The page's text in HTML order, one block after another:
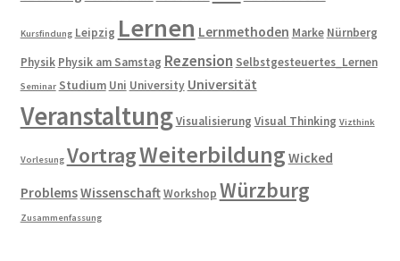
Kursfindung Leipzig Lernen Lernmethoden Marke Nürnberg
Physik Physik am Samstag Rezension Selbstgesteuertes_Lernen
Seminar Studium Uni University Universität
VeranstaltungVisualisierung Visual Thinking Vizthink
Vorlesung VortragWeiterbildung Wicked
ProblemsWissenschaftWorkshop Würzburg
Zusammenfassung